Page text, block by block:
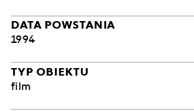
DATA POWSTANIA
1994
TYP OBIEKTU
film